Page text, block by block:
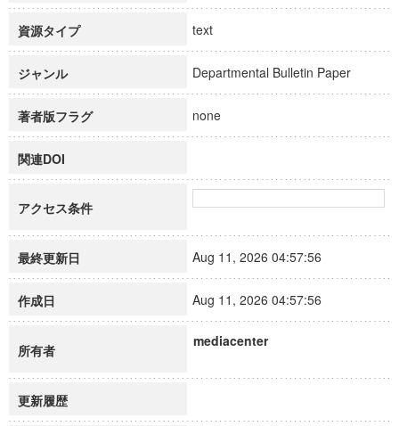
資源タイプ text
ジャンル Departmental Bulletin Paper
著者版フラグ none
関連DOI
アクセス条件
最終更新日 Aug 11, 2026 04:57:56
作成日 Aug 11, 2026 04:57:56
所有者
mediacenter
更新履歴